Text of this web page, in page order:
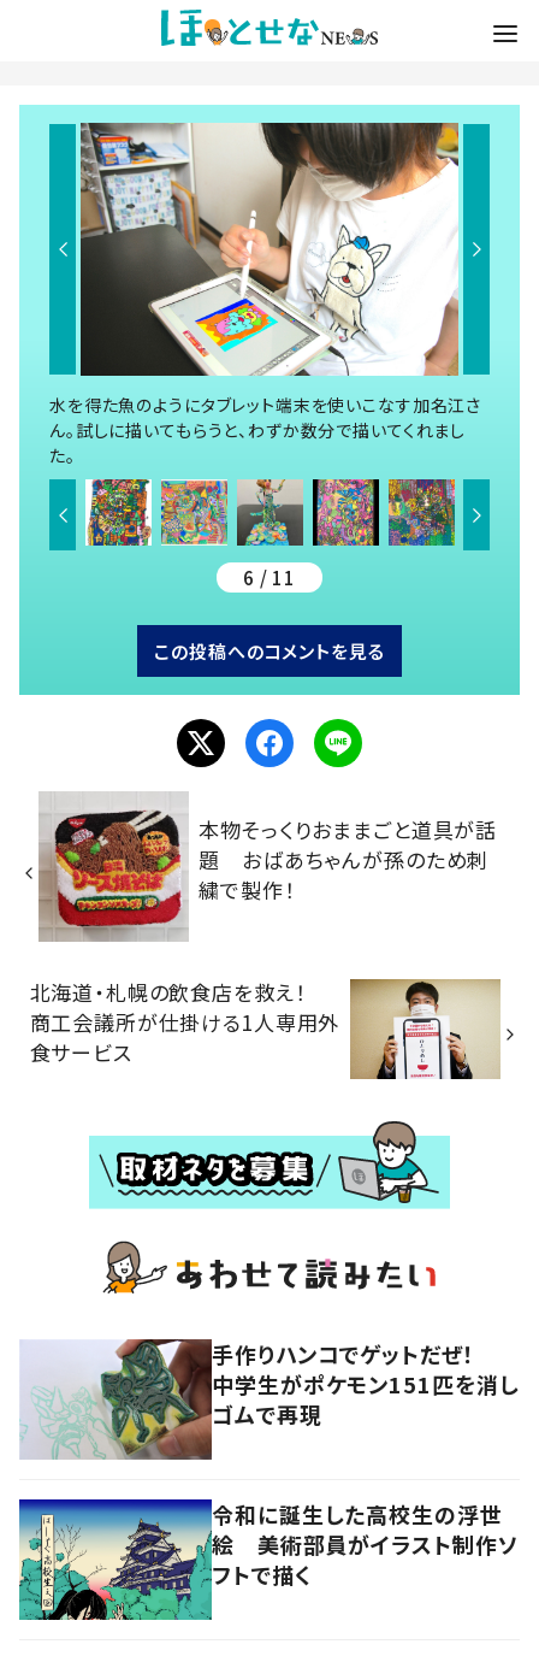
水を得た魚のようにタブレット端末を使いこなす加名江さ
ん。試しに描いてもらうと、わずか数分で描いてくれまし
た。
6 / 11
この投稿へのコメントを見る
本物そっくりおままごと道具が話
題 おばあちゃんが孫のため刺
繍で製作！
北海道・札幌の飲食店を救え！
商工会議所が仕掛ける1人専用外
食サービス
手作りハンコでゲットだぜ！
中学生がポケモン151匹を消し
ゴムで再現
令和に誕生した高校生の浮世
絵 美術部員がイラスト制作ソ
フトで描く